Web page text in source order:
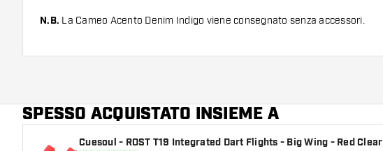
N.B. La Cameo Acento Denim Indigo viene consegnato senza accessori.
SPESSO ACQUISTATO INSIEME A
Cuesoul - ROST T19 Integrated Dart Flights - Big Wing - Red Clear